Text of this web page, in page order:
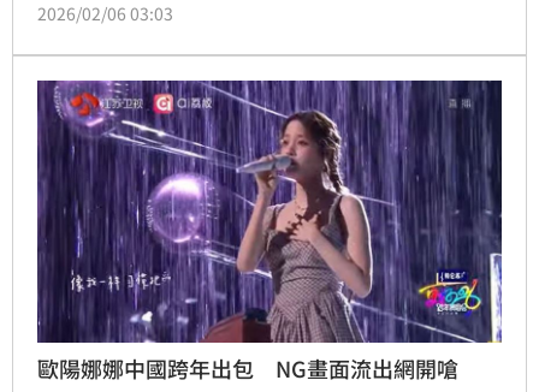
2026/02/06 03:03
歐陽娜娜中國跨年出包 NG畫面流出網開嗆